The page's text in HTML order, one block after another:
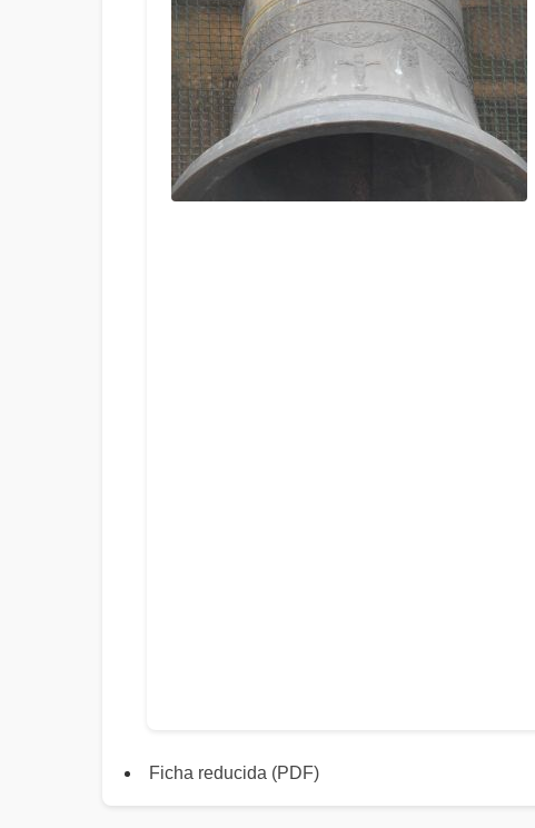
Ficha reducida (PDF)